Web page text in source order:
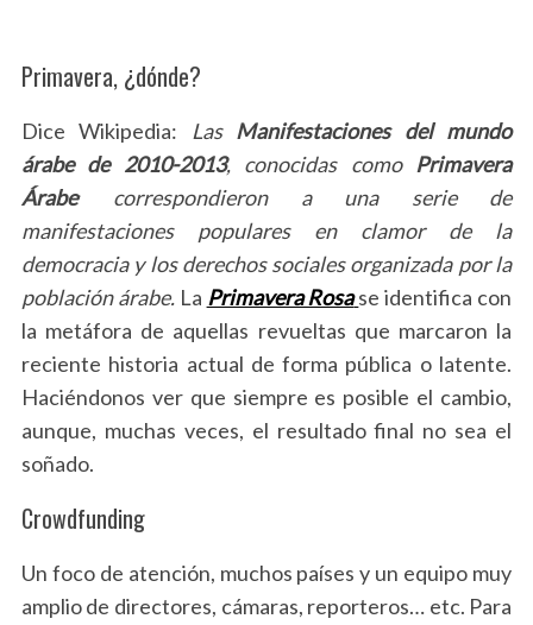
Primavera, ¿dónde?
Dice Wikipedia: Las Manifestaciones del mundo
árabe de 2010-2013, conocidas como Primavera
Árabe, correspondieron a una serie de
manifestaciones populares en clamor de la
democracia y los derechos sociales organizada por la
población árabe. La Primavera Rosa se identifica con
la metáfora de aquellas revueltas que marcaron la
reciente historia actual de forma pública o latente.
Haciéndonos ver que siempre es posible el cambio,
aunque, muchas veces, el resultado final no sea el
soñado.
Crowdfunding
Un foco de atención, muchos países y un equipo muy
amplio de directores, cámaras, reporteros… etc. Para